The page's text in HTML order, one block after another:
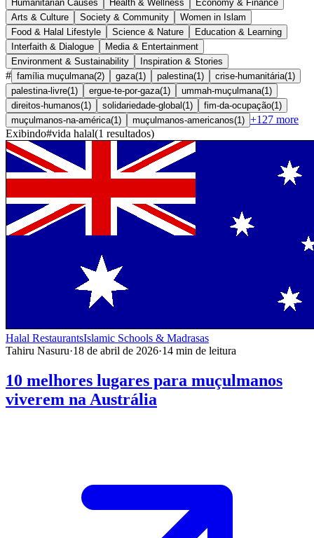
Humanitarian Causes
Health & Wellness
Economy & Finance
Arts & Culture
Society & Community
Women in Islam
Food & Halal Lifestyle
Science & Nature
Education & Learning
Interfaith & Dialogue
Media & Entertainment
Environment & Sustainability
Inspiration & Stories
# família muçulmana(2) gaza(1 ) palestina(1 ) crise-humanitária(1 )
palestina-livre(1 ) ergue-te-por-gaza(1 ) ummah-muçulmana(1 )
direitos-humanos(1 ) solidariedade-global (1 ) fim-da-ocupação(1 )
muçulmanos-na-américa(1 ) muçulmanos-americanos(1 ) +127 more
Exibindo#vida halal(1 resultados)
Halal RestaurantsIslamic Schools & Madrasas
Tahiru Nasuru·18 de abril de 2026·14 min de leitura
10 melhores lugares para muçulmanos
viverem na Austrália